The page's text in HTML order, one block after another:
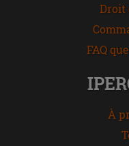
Droit
FAQ
À